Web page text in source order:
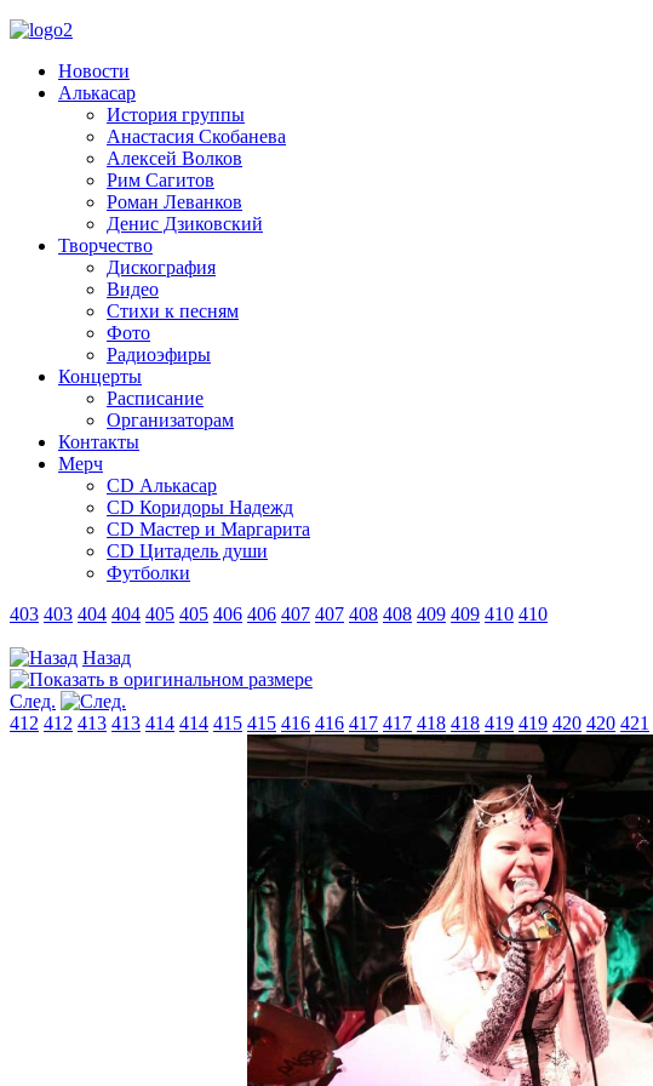
Новости
Алькасар
История группы
Анастасия Скобанева
Алексей Волков
Рим Сагитов
Роман Леванков
Денис Дзиковский
Творчество
Дискография
Видео
Стихи к песням
Фото
Радиоэфиры
Концерты
Расписание
Организаторам
Контакты
Мерч
CD Алькасар
CD Коридоры Надежд
CD Мастер и Маргарита
CD Цитадель души
Футболки
403 403 404 404 405 405 406 406 407 407 408 408 409 409 410 410
Назад
След.
412 412 413 413 414 414 415 415 416 416 417 417 418 418 419 419 420 420 421